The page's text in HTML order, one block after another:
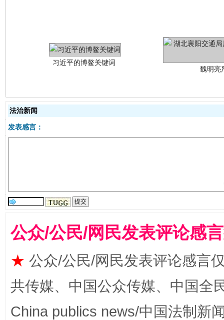
生
揭批美国五大"原罪" "炒
法治新闻
发表感言：
公众/公民/网民发表评论感
★ 公众/公民/网民发表评论感言
共传媒、中国公众传媒、中国全
China publics news/中国法制新